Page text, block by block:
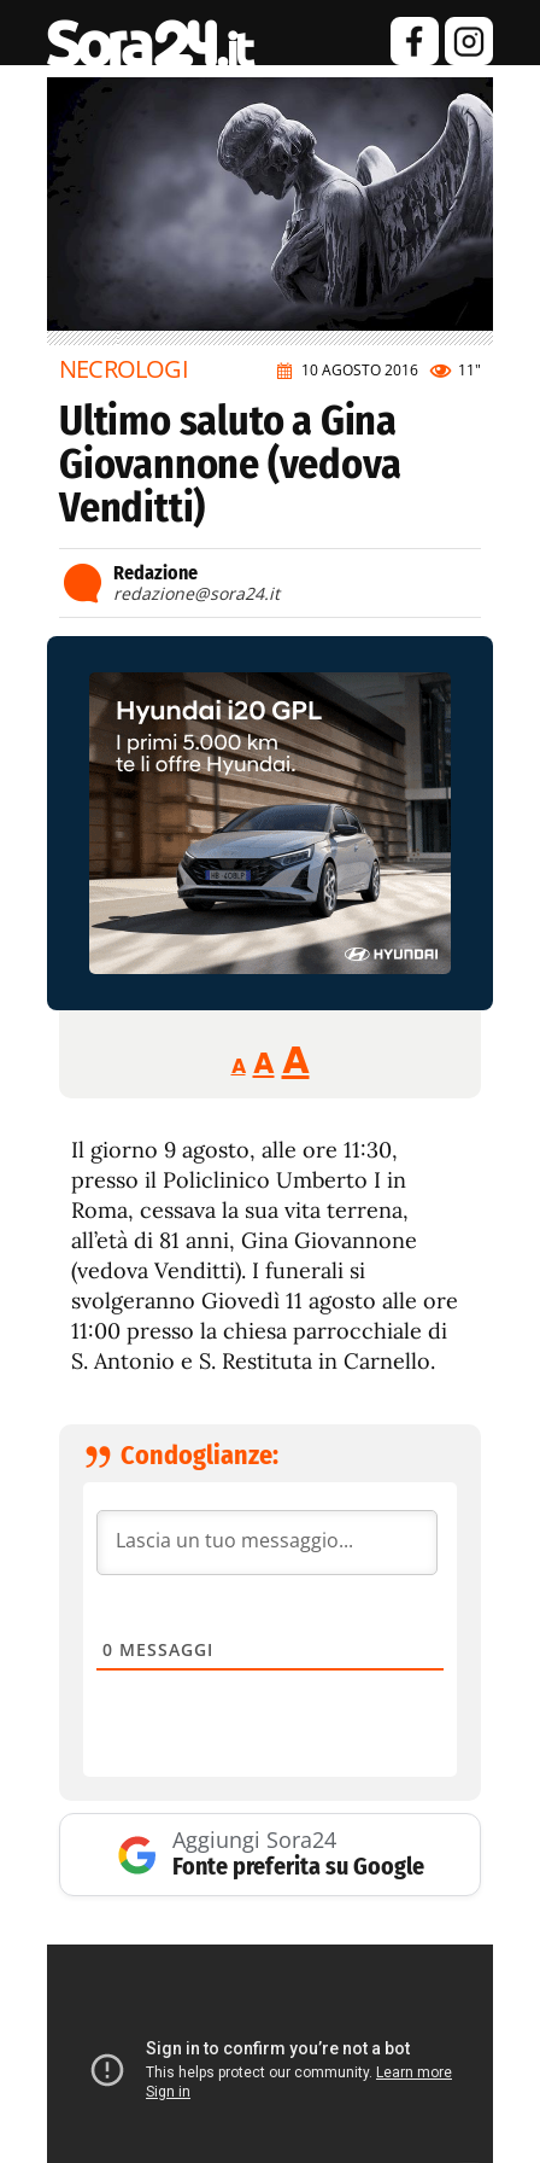
10 AGOSTO 2016 11"
NECROLOGI
Ultimo saluto a Gina
Giovannone (vedova
Venditti)
Redazione
redazione@sora24.it
A
Reducir
tamaño
A Restablecer
de
fuente
AAumentar
de
fuente.
Il giorno 9 agosto, alle ore 11:30,
presso il Policlinico Umberto I in
Roma, cessava la sua vita terrena,
all’età di 81 anni, Gina Giovannone
(vedova Venditti). I funerali si
svolgeranno Giovedì 11 agosto alle ore
11:00 presso la chiesa parrocchiale di
S. Antonio e S. Restituta in Carnello.
Condoglianze:
0 MESSAGGI
Aggiungi Sora24
Fonte preferita su Google